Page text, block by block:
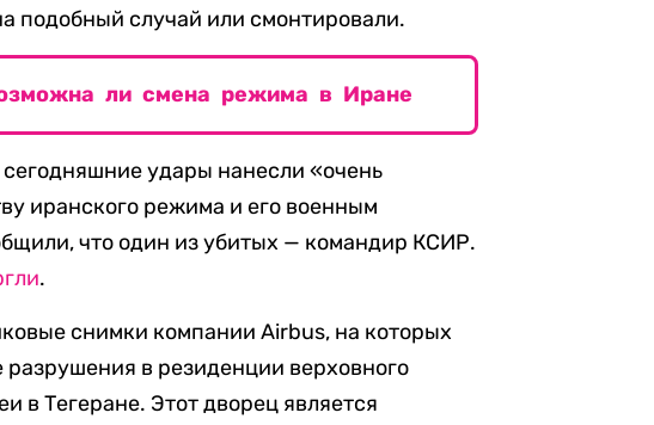
подобный случай или смонтировали.
ли смена режима в Иране
удары нанесли «очень
иранского режима и его военным
что один из убитых — командир КСИР.
.
снимки компании Airbus, на которых
в резиденции верховного
в Тегеране. Этот дворец является